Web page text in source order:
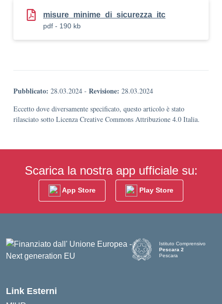
misure_minime_di_sicurezza_itc
pdf - 190 kb
Pubblicato: 28.03.2024 - Revisione: 28.03.2024
Eccetto dove diversamente specificato, questo articolo è stato
rilasciato sotto Licenza Creative Commons Attribuzione 4.0 Italia.
Scarica la nostra app ufficiale su:
App Store Play Store
Istituto Comprensivo
Pescara 2
Pescara
Link Esterni